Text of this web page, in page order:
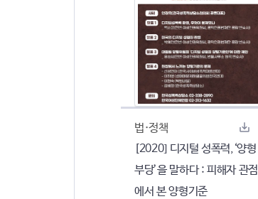
법·정책
[2020] 디지털 성폭력,‘양형
부당’을 말하다 : 피해자 관점
에서 본 양형기준